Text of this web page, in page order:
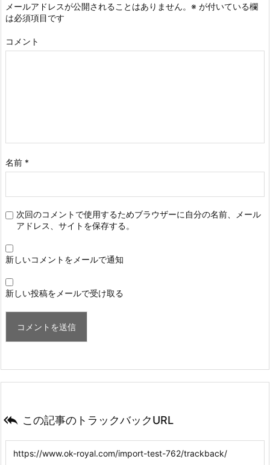
メールアドレスが公開されることはありません。 ※ が付いている欄
は必須項目です
コメント
名前 *
次回のコメントで使用するためブラウザーに自分の名前、メール
アドレス、サイトを保存する。
新しいコメントをメールで通知
新しい投稿をメールで受け取る
 この記事のトラックバックURL